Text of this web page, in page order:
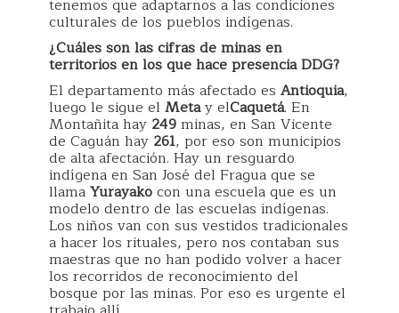
tenemos que adaptarnos a las condiciones
culturales de los pueblos indígenas.
¿Cuáles son las cifras de minas en
territorios en los que hace presencia DDG?
El departamento más afectado es Antioquia,
luego le sigue el Metay elCaquetá. En
Montañita hay 249minas, en San Vicente
de Caguán hay 261, por eso son municipios
de alta afectación. Hay un resguardo
indígena en San José del Fragua que se
llamaYurayakocon una escuela que es un
modelo dentro de las escuelas indígenas.
Los niños van con sus vestidos tradicionales
a hacer los rituales, pero nos contaban sus
maestras que no han podido volver a hacer
los recorridos de reconocimiento del
bosque por las minas. Por eso es urgente el